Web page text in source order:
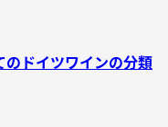
のドイツワインの分類